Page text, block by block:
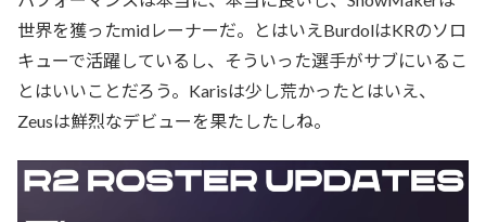
世界を獲ったmidレーナーだ。とはいえBurdolはKRのソロ
キューで活躍しているし、そういった選手がサブにいるこ
とはいいことだろう。Karisは少し荒かったとはいえ、
Zeusは鮮烈なデビューを果たしたしね。